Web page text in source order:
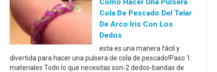
Cómo Hacer Una Pulsera
Cola De Pescado Del Telar
De Arco Iris Con Los
Dedos
esta es una manera fácil y
divertida para hacer una pulsera de cola de pescado!Paso 1:
materiales Todo lo que necesitas son-2 dedos-bandas de